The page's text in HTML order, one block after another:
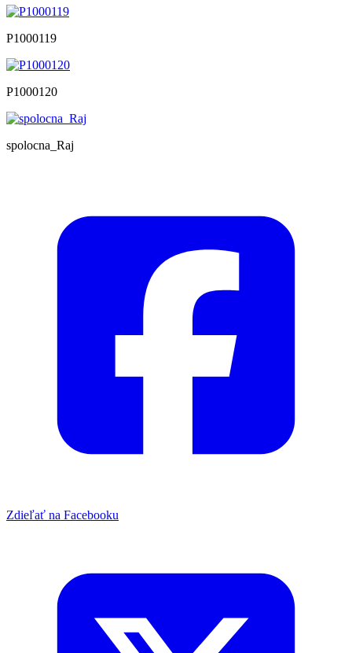
P1000119
P1000120
spolocna_Raj
Zdieľať na Facebooku